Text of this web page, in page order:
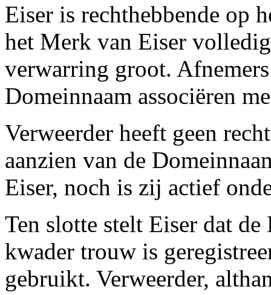
Eiser is rechthebbende op
het Merk van Eiser
verwarring groot.
Domeinnaam associëren
Verweerder heeft geen
aanzien van de
Eiser, noch is zij actief
Ten slotte stelt Eiser dat
kwader trouw is
gebruikt. Verweerder,